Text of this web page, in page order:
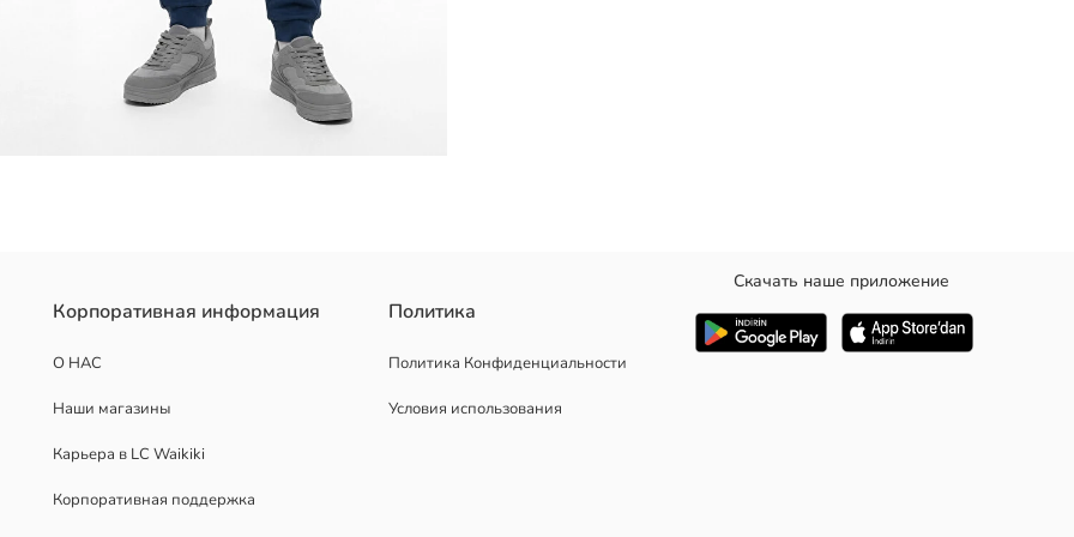
Корпоративная информация
О НАС
Наши магазины
Карьера в LC Waikiki
Корпоративная поддержка
Политика
Политика Конфиденциальности
Условия использования
Скачать наше приложение